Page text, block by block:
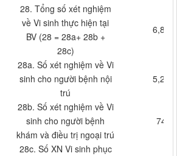
28. Tổng số xét nghiệm
về Vi sinh thực hiện tại
BV (28 = 28a+ 28b +
28c)
6,866
28a. Số xét nghiệm về Vi
sinh cho người bệnh nội
trú
5,266
28b. Số xét nghiệm về Vi
sinh cho người bệnh
khám và điều trị ngoại trú
744
28c. Số XN Vi sinh phục